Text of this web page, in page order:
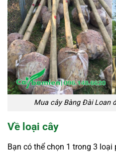
Mua cây Bàng Đài Loan
Về loại cây
Bạn có thể chọn 1 trong 3 loại